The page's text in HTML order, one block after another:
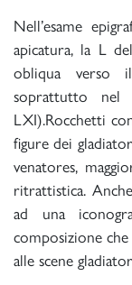
Nell’esame
apicatura, la L
obliqua verso
soprattutto
LXI).Rocchetti
figure dei
venatores,
ritrattistica.
ad una
composizione
alle scene